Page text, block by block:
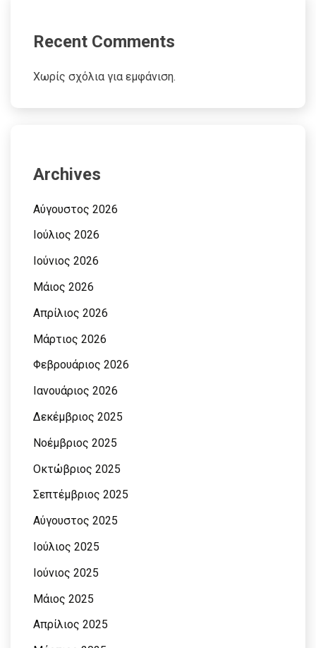
Recent Comments
Χωρίς σχόλια για εμφάνιση.
Archives
Αύγουστος 2026
Ιούλιος 2026
Ιούνιος 2026
Μάιος 2026
Απρίλιος 2026
Μάρτιος 2026
Φεβρουάριος 2026
Ιανουάριος 2026
Δεκέμβριος 2025
Νοέμβριος 2025
Οκτώβριος 2025
Σεπτέμβριος 2025
Αύγουστος 2025
Ιούλιος 2025
Ιούνιος 2025
Μάιος 2025
Απρίλιος 2025